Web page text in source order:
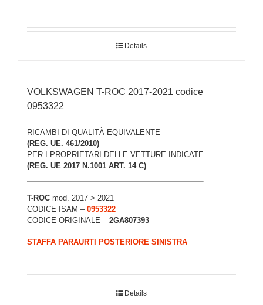
Details
VOLKSWAGEN T-ROC 2017-2021 codice
0953322
RICAMBI DI QUALITÀ EQUIVALENTE
(REG. UE. 461/2010)
PER I PROPRIETARI DELLE VETTURE INDICATE
(REG. UE 2017 N.1001 ART. 14 C)
T-ROC mod. 2017 > 2021
CODICE ISAM – 0953322
CODICE ORIGINALE – 2GA807393
STAFFA PARAURTI POSTERIORE SINISTRA
Details